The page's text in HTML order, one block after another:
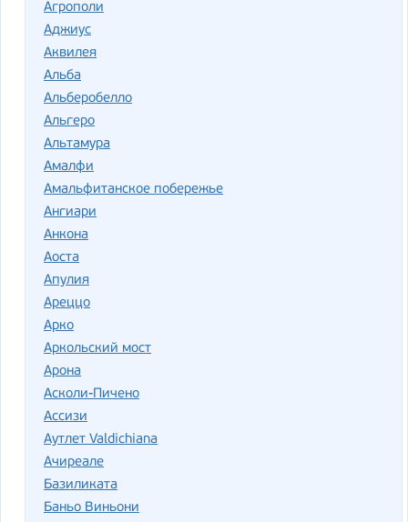
Агрополи
Аджиус
Аквилея
Альба
Альберобелло
Альгеро
Альтамура
Амалфи
Амальфитанское побережье
Ангиари
Анкона
Аоста
Апулия
Ареццо
Арко
Аркольский мост
Арона
Асколи-Пичено
Ассизи
Аутлет Valdichiana
Ачиреале
Базиликата
Баньо Виньони